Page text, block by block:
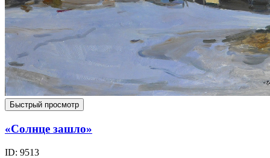
Быстрый просмотр
«Солнце зашло»
ID: 9513